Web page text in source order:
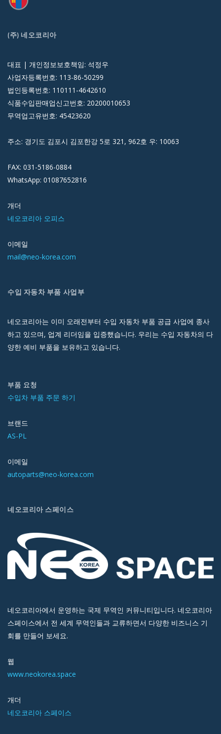
(주) 네오코리아
대표 | 개인정보보호책임: 석정우
사업자등록번호: 113-86-50299
법인등록번호: 110111-4642610
식품수입판매업신고번호: 20200010653
무역업고유번호: 45423620
주소: 경기도 김포시 김포한강 5로 321, 962호 우: 10063
FAX: 031-5186-0884
WhatsApp: 01087652816
개더
네오코리아 오피스
이메일
mail@neo-korea.com
수입 자동차 부품 사업부
네오코리아는 이미 오래전부터 수입 자동차 부품 공급 사업에 종사
하고 있으며, 업계 리더임을 입증했습니다. 우리는 수입 자동차의 다
양한 예비 부품을 보유하고 있습니다.
부품 요청
수입차 부품 주문 하기
브랜드
AS-PL
이메일
autoparts@neo-korea.com
네오코리아 스페이스
네오코리아에서 운영하는 국제 무역인 커뮤니티입니다. 네오코리아
스페이스에서 전 세계 무역인들과 교류하면서 다양한 비즈니스 기
회를 만들어 보세요.
웹
www.neokorea.space
개더
네오코리아 스페이스